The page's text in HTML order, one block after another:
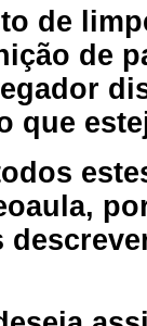
de
de
que